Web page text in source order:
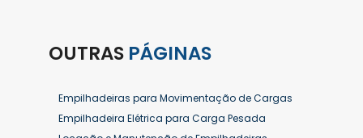
OUTRAS PÁGINAS
Empilhadeiras para Movimentação de Cargas
Empilhadeira Elétrica para Carga Pesada